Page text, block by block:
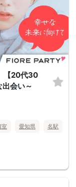
【20代30
会い～
室 愛知県 名駅